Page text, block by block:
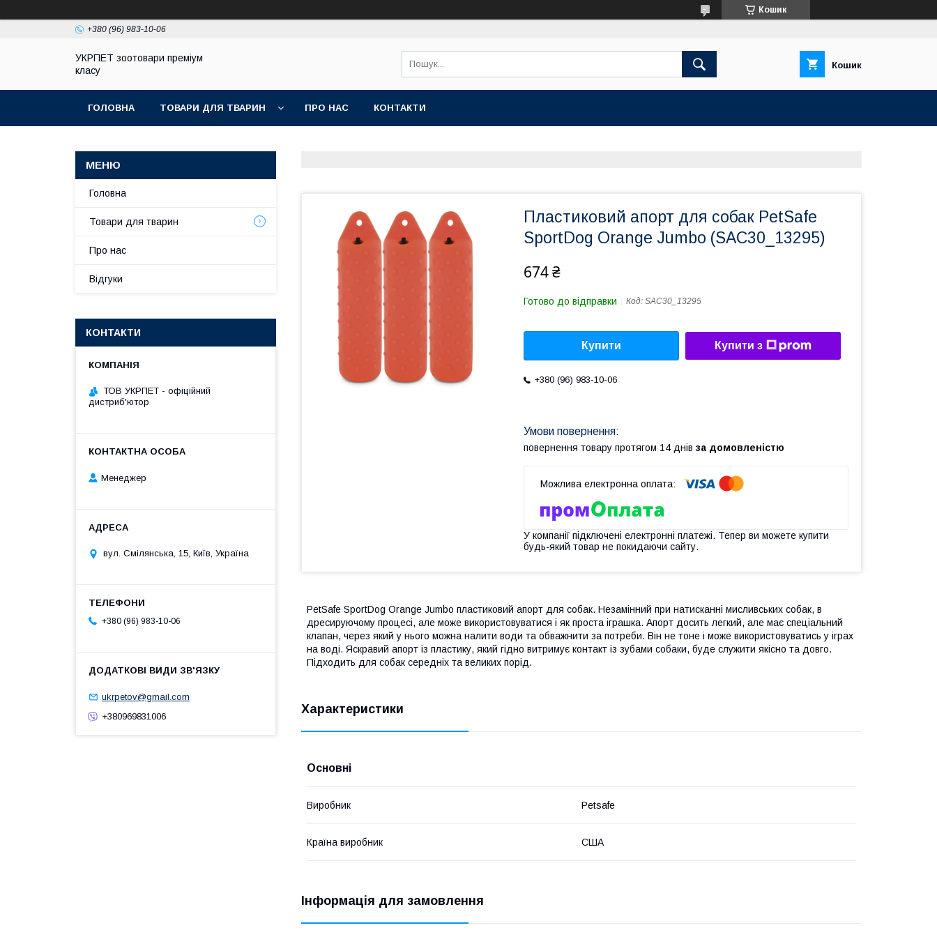
Кошик
+380 (96) 983-10-06
УКРПЕТ зоотовари преміум
класу
Кошик
ГОЛОВНА ТОВАРИ ДЛЯ ТВАРИН ПРО НАС КОНТАКТИ
Пластиковий апорт для собак PetSafe
SportDog Orange Jumbo (SAC30_13295)
674 ₴
Готово до відправки Код: SAC30_13295
Купити Купити з
+380 (96) 983-10-06
повернення товару протягом 14 днів за домовленістю
У компанії підключені електронні платежі. Тепер ви можете купити
будь-який товар не покидаючи сайту.
PetSafe SportDog Orange Jumbo пластиковий апорт для собак. Незамінний при натисканні мисливських собак, в
дресируючому процесі, але може використовуватися і як проста іграшка. Апорт досить легкий, але має спеціальний
клапан, через який у нього можна налити води та обважнити за потреби. Він не тоне і може використовуватись у іграх
на воді. Яскравий апорт із пластику, який гідно витримує контакт із зубами собаки, буде служити якісно та довго.
Підходить для собак середніх та великих порід.
Характеристики
Основні
Виробник Petsafe
Країна виробник США
Інформація для замовлення
Головна
Товари для тварин
Про нас
Відгуки
КОНТАКТИ
ТОВ УКРПЕТ - офіційний
дистриб'ютор
Менеджер
вул. Смілянська, 15, Київ, Україна
+380 (96) 983-10-06
ukrpetov@gmail.com
+380969831006